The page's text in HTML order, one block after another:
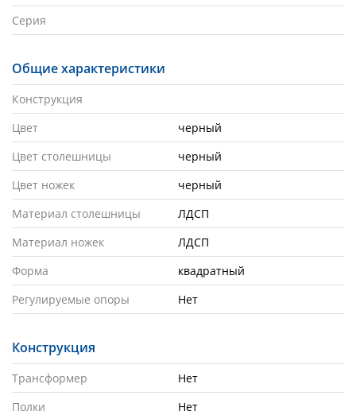
Серия
Общие характеристики
Конструкция
Цвет
черный
Цвет столешницы
черный
Цвет ножек
черный
Материал столешницы
ЛДСП
Материал ножек
ЛДСП
Форма
квадратный
Регулируемые опоры
Нет
Конструкция
Трансформер
Нет
Полки
Нет